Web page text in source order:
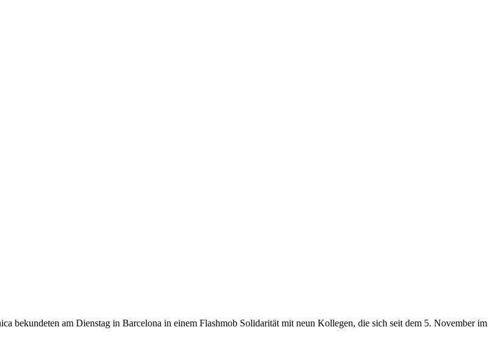
bekundeten am Dienstag in Barcelona in einem Flashmob Solidarität mit neun Kollegen, die sich seit dem 5. November im